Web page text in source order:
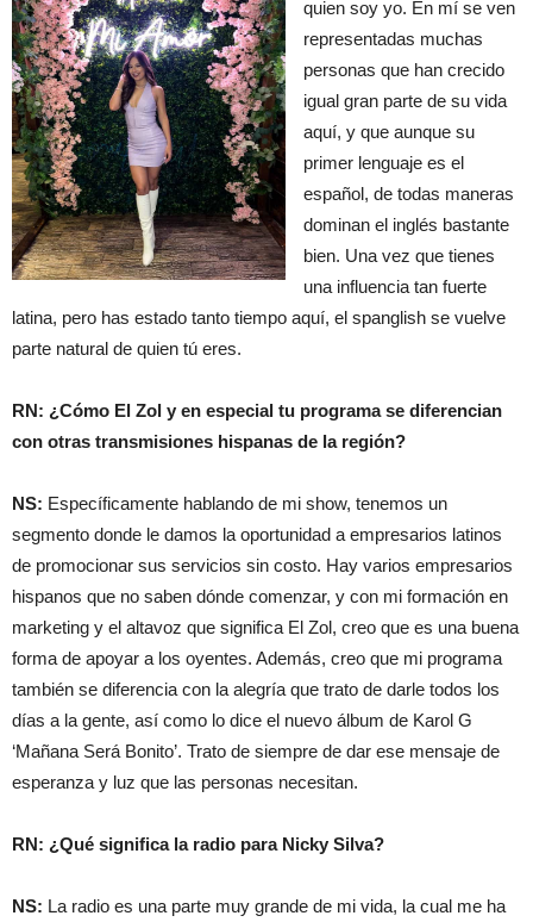
quien soy yo. En mí se ven
representadas muchas
personas que han crecido
igual gran parte de su vida
aquí, y que aunque su
primer lenguaje es el
español, de todas maneras
dominan el inglés bastante
bien. Una vez que tienes
una influencia tan fuerte
latina, pero has estado tanto tiempo aquí, el spanglish se vuelve
parte natural de quien tú eres.
RN: ¿Cómo El Zol y en especial tu programa se diferencian
con otras transmisiones hispanas de la región?
NS: Específicamente hablando de mi show, tenemos un
segmento donde le damos la oportunidad a empresarios latinos
de promocionar sus servicios sin costo. Hay varios empresarios
hispanos que no saben dónde comenzar, y con mi formación en
marketing y el altavoz que significa El Zol, creo que es una buena
forma de apoyar a los oyentes. Además, creo que mi programa
también se diferencia con la alegría que trato de darle todos los
días a la gente, así como lo dice el nuevo álbum de Karol G
‘Mañana Será Bonito’. Trato de siempre de dar ese mensaje de
esperanza y luz que las personas necesitan.
RN: ¿Qué significa la radio para Nicky Silva?
NS: La radio es una parte muy grande de mi vida, la cual me ha